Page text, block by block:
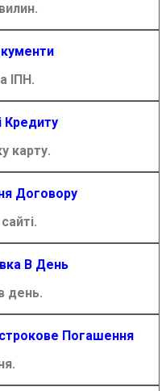
ІПН.
Кредиту
карту.
Договору
В День
день.
Погашення